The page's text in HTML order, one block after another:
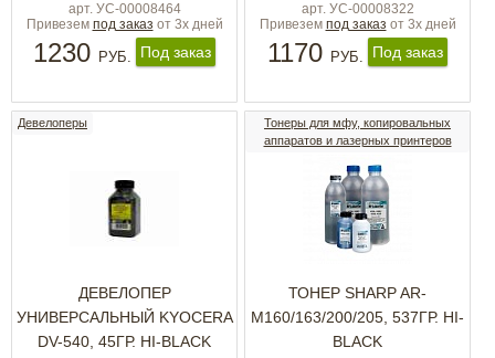
арт. УС-00008464
Привезем под заказ от 3х дней
1230 РУБ. Под заказ
арт. УС-00008322
Привезем под заказ от 3х дней
1170 РУБ. Под заказ
Девелоперы
ДЕВЕЛОПЕР
УНИВЕРСАЛЬНЫЙ KYOCERA
DV-540, 45ГР. HI-BLACK
Тонеры для мфу, копировальных
аппаратов и лазерных принтеров
ТОНЕР SHARP AR-
M160/163/200/205, 537ГР. HI-
BLACK